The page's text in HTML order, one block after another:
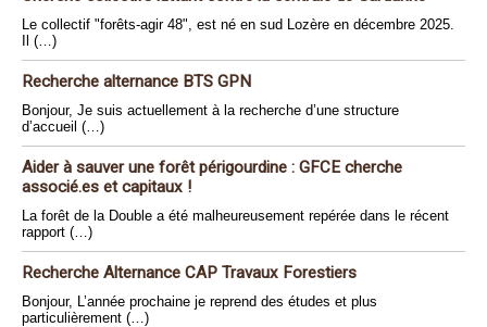
Le collectif "forêts-agir 48", est né en sud Lozère en décembre 2025.
Il (…)
Recherche alternance BTS GPN
Bonjour, Je suis actuellement à la recherche d’une structure
d’accueil (…)
Aider à sauver une forêt périgourdine : GFCE cherche
associé.es et capitaux !
La forêt de la Double a été malheureusement repérée dans le récent
rapport (…)
Recherche Alternance CAP Travaux Forestiers
Bonjour, L’année prochaine je reprend des études et plus
particulièrement (…)